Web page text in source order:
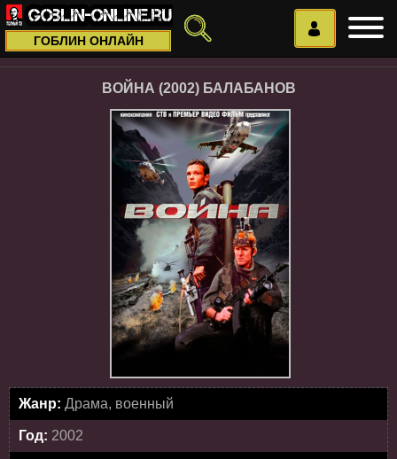
ГОБЛИН ОНЛАЙН
ВОЙНА (2002) БАЛАБАНОВ
Жанр: Драма, военный
Год: 2002